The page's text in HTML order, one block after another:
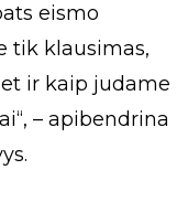
eismo
tik klausimas,
ir kaip judame
– apibendrina